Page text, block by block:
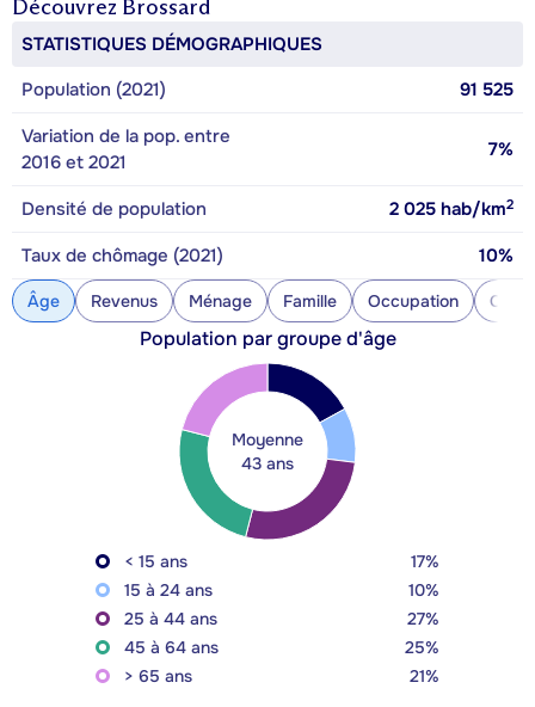
Découvrez Brossard
STATISTIQUES DÉMOGRAPHIQUES
Population (2021)
91 525
Variation de la pop. entre
2016 et 2021
7%
Densité de population 2 025 hab/km2
Taux de chômage (2021) 10%
Âge Revenus Ménage Famille Occupation
Population par groupe d'âge
Moyenne
43 ans
< 15 ans
17%
15 à 24 ans
10%
25 à 44 ans
27%
45 à 64 ans
25%
> 65 ans
21%